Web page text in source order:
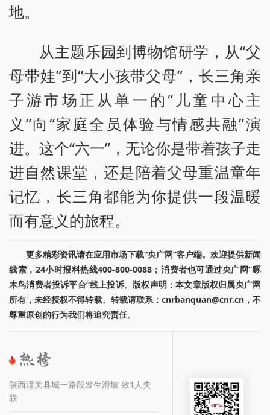
地。
从主题乐园到博物馆研学，从“父
母带娃”到“大小孩带父母”，长三角亲
子游市场正从单一的“儿童中心主
义”向“家庭全员体验与情感共融”演
进。这个“六一”，无论你是带着孩子走
进自然课堂，还是陪着父母重温童年
记忆，长三角都能为你提供一段温暖
而有意义的旅程。
更多精彩资讯请在应用市场下载“央广网”客户端。欢迎提供新闻
线索，24小时报料热线400-800-0088；消费者也可通过央广网“啄
木鸟消费者投诉平台”线上投诉。版权声明：本文章版权归属央广网
所有，未经授权不得转载。转载请联系：cnrbanquan@cnr.cn，不
尊重原创的行为我们将追究责任。
陕西潼关县城一路段发生滑坡 致1人失
联